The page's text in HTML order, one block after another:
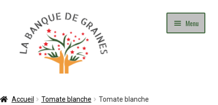
navigation
contenu
Menu
Accueil Tomate blanche Tomate blanche